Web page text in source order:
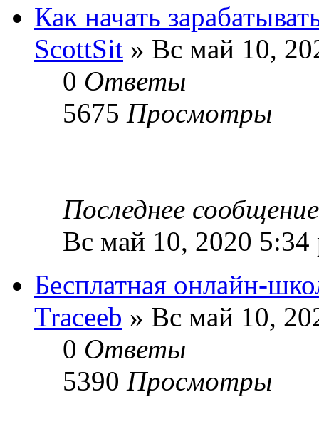
Как начать
ScottSit » Вс май 10,
0 Ответы
5675 Просмотры
Последнее
Вс май 10, 2020 5:34
Бесплатная онлайн-
Traceeb » Вс май 10,
0 Ответы
5390 Просмотры